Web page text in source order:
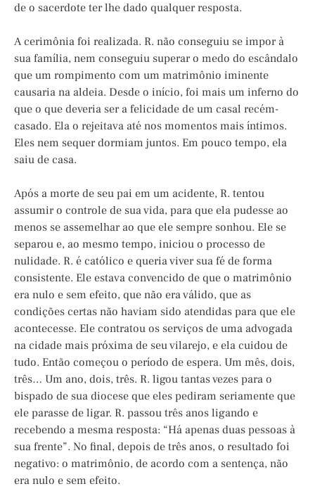
de o sacerdote ter lhe dado qualquer resposta.
A cerimônia foi realizada. R. não conseguiu se impor à
sua família, nem conseguiu superar o medo do escândalo
que um rompimento com um matrimônio iminente
causaria na aldeia. Desde o início, foi mais um inferno do
que o que deveria ser a felicidade de um casal recém-
casado. Ela o rejeitava até nos momentos mais íntimos.
Eles nem sequer dormiam juntos. Em pouco tempo, ela
saiu de casa.
Após a morte de seu pai em um acidente, R. tentou
assumir o controle de sua vida, para que ela pudesse ao
menos se assemelhar ao que ele sempre sonhou. Ele se
separou e, ao mesmo tempo, iniciou o processo de
nulidade. R. é católico e queria viver sua fé de forma
consistente. Ele estava convencido de que o matrimônio
era nulo e sem efeito, que não era válido, que as
condições certas não haviam sido atendidas para que ele
acontecesse. Ele contratou os serviços de uma advogada
na cidade mais próxima de seu vilarejo, e ela cuidou de
tudo. Então começou o período de espera. Um mês, dois,
três… Um ano, dois, três. R. ligou tantas vezes para o
bispado de sua diocese que eles pediram seriamente que
ele parasse de ligar. R. passou três anos ligando e
recebendo a mesma resposta: “Há apenas duas pessoas à
sua frente”. No final, depois de três anos, o resultado foi
negativo: o matrimônio, de acordo com a sentença, não
era nulo e sem efeito.